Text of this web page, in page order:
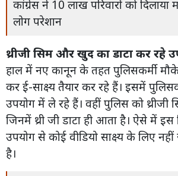
कांग्रेस ने 10 लाख परिवारों को
लोग परेशान
थ्रीजी सिम और खुद का डाटा कर रहे
हाल में नए कानून के तहत पुलिसकर्मी मौके
कर ई-साक्ष्य तैयार कर रहे हैं। इसमें
उपयोग में ले रहे हैं। वहीं पुलिस को थ्रीजी
जिनमें थ्री जी डाटा ही आता है। ऐसे में
उपयोग से कोई वीडियो साक्ष्य के लिए
है।